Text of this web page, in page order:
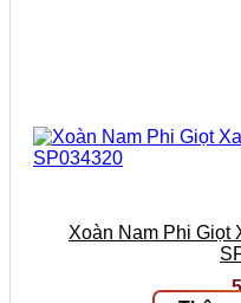
Xoàn Nam Phi Giọt